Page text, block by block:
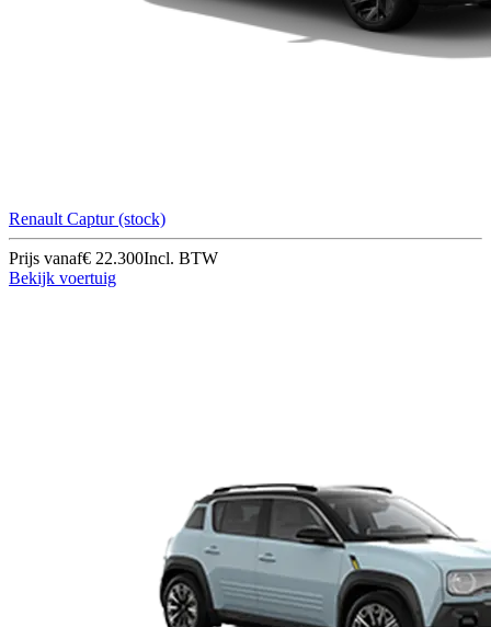
Renault Captur (stock)
Prijs vanaf€ 22.300Incl. BTW
Bekijk voertuig